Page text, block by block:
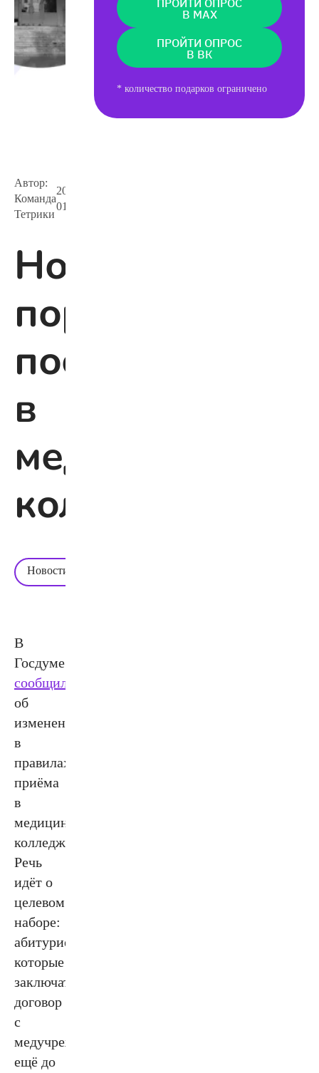
Автор:
Команда
Тетрики
2026-
01-24
Новый
порядок
поступления
в
медицинские
колледжи
Новости
В
Госдуме
сообщили
об
изменениях
в
правилах
приёма
в
медицинские
колледжи.
Речь
идёт о
целевом
наборе:
абитуриенты,
которые
заключат
договор
с
медучреждением
ещё до
В MAX
ПРОЙТИ ОПРОС
В ВК
* количество подарков ограничено